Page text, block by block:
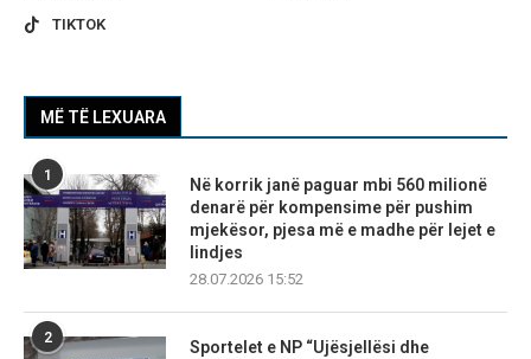
TIKTOK
MË TË LEXUARA
1
Në korrik janë paguar mbi 560 milionë
denarë për kompensime për pushim
mjekësor, pjesa më e madhe për lejet e
lindjes
28.07.2026 15:52
2
Sportelet e NP “Ujësjellësi dhe